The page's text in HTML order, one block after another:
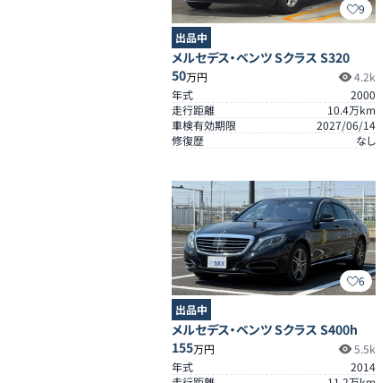
9
出品中
メルセデス・ベンツ Sクラス S320
50万円
4.2k
年式
2000
走行距離
10.4万km
車検有効期限
2027/06/14
修復歴
なし
6
出品中
メルセデス・ベンツ Sクラス S400h
155万円
5.5k
年式
2014